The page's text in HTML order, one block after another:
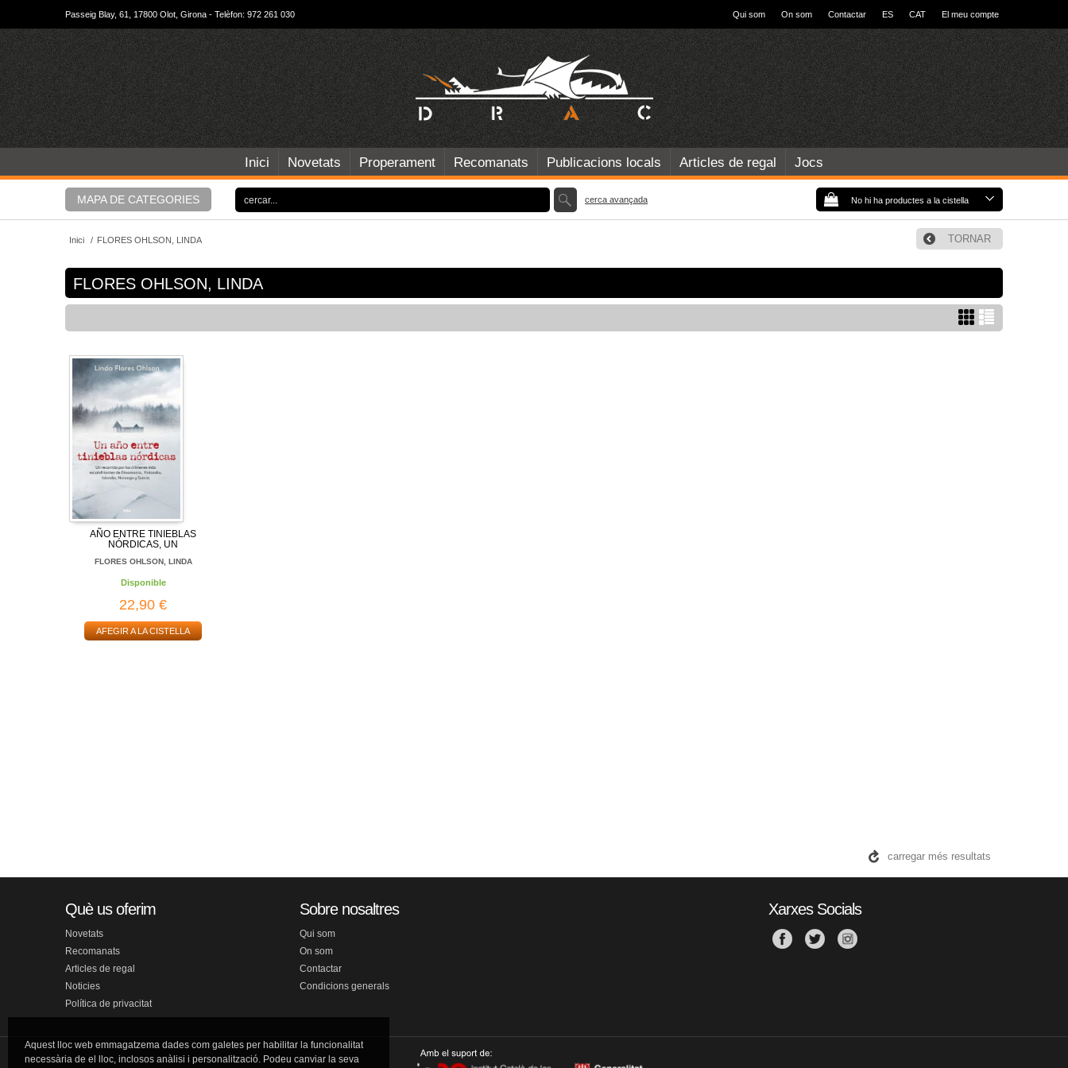
Passeig Blay, 61, 17800 Olot, Girona - Telèfon: 972 261 030 Qui som On som Contactar ES CAT El meu compte
Inici Novetats Properament Recomanats Publicacions locals Articles de regal Jocs
MAPA DE CATEGORIES No hi ha productes a la cistella
cerca avançada
Inici / FLORES OHLSON, LINDA TORNAR
FLORES OHLSON, LINDA
AÑO ENTRE TINIEBLAS
NÓRDICAS, UN
FLORES OHLSON, LINDA
Disponible
22,90 €
AFEGIR A LA CISTELLA
carregar més resultats
Què us oferim
Novetats
Recomanats
Articles de regal
Noticies
Política de privacitat
Sobre nosaltres
Qui som
On som
Contactar
Condicions generals
Xarxes Socials
Aquest lloc web emmagatzema dades com galetes per habilitar la funcionalitat
necessària de el lloc, inclosos anàlisi i personalització. Podeu canviar la seva